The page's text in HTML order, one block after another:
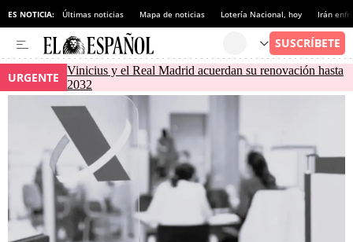
ES NOTICIA: Últimas noticias Mapa de noticias Lotería Nacional, hoy Irán
URGENTE
Vinicius y el Real Madrid acuerdan su renovación hasta
2032